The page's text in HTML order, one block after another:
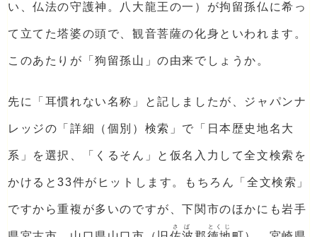
い、仏法の守護神。八大龍王の一）が拘留孫仏に希っ
て立てた塔婆の頭で、観音菩薩の化身といわれます。
このあたりが「狗留孫山」の由来でしょうか。
先に「耳慣れない名称」と記しましたが、ジャパンナ
レッジの「詳細（個別）検索」で「日本歴史地名大
系」を選択、「くるそん」と仮名入力して全文検索を
かけると33件がヒットします。もちろん「全文検索」
ですから重複が多いのですが、下関市のほかにも岩手
さば とくじ